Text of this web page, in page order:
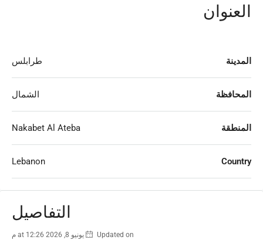
العنوان
المدينة طرابلس
المحافظة الشمال
المنطقة Nakabet Al Ateba
Country
Lebanon
التفاصيل
Updated on يونيو 8, 2026 at 12:26 م